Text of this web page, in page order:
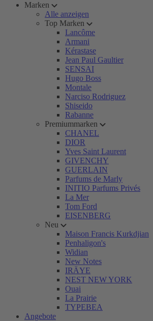
Marken
Alle anzeigen
Top Marken
Lancôme
Armani
Kérastase
Jean Paul Gaultier
SENSAI
Hugo Boss
Montale
Narciso Rodriguez
Shiseido
Rabanne
Premiummarken
CHANEL
DIOR
Yves Saint Laurent
GIVENCHY
GUERLAIN
Parfums de Marly
INITIO Parfums Privés
La Mer
Tom Ford
EISENBERG
Neu
Maison Francis Kurkdjian
Penhaligon's
Widian
New Notes
IRÄYE
NEST NEW YORK
Ouai
La Prairie
TYPEBEA
Angebote